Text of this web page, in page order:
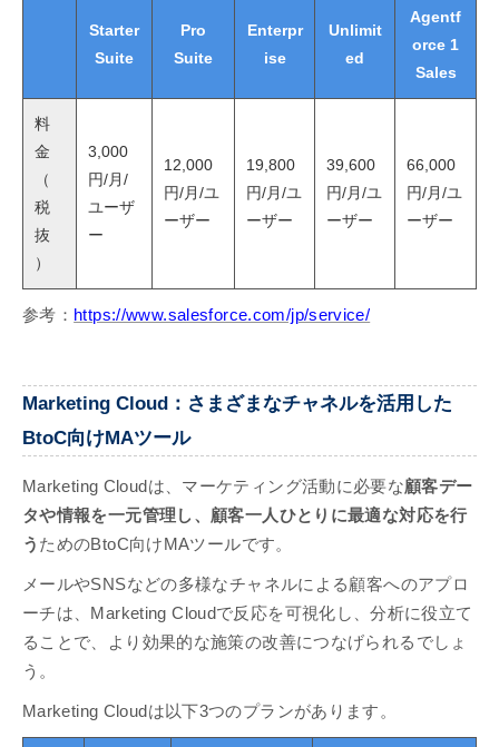
Starter
Suite
Pro
Suite
Enterpr
ise
Unlimit
ed
Agentf
orce 1
Sales
料
金
（
税
抜
）
3,000
円/月/
ユーザ
ー
12,000
円/月/ユ
ーザー
19,800
円/月/ユ
ーザー
39,600
円/月/ユ
ーザー
66,000
円/月/ユ
ーザー
参考： https://www.salesforce.com/jp/service/
Marketing Cloud：さまざまなチャネルを活用した
BtoC向けMAツール
Marketing Cloudは、マーケティング活動に必要な顧客デー
タや情報を一元管理し、顧客一人ひとりに最適な対応を行
う ためのBtoC向けMAツールです。
メールやSNSなどの多様なチャネルによる顧客へのアプロ
ーチは、Marketing Cloudで反応を可視化し、分析に役立て
ることで、より効果的な施策の改善につなげられるでしょ
う。
Marketing Cloudは以下3つのプランがあります。